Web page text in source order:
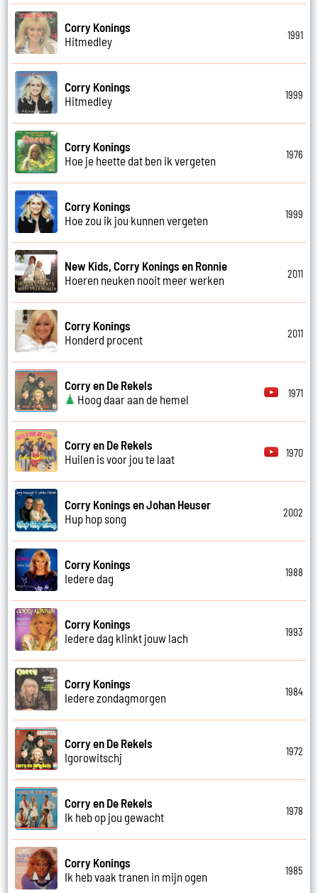
Corry Konings
Hitmedley
1991
Corry Konings
Hitmedley
1999
Corry Konings
Hoe je heette dat ben ik vergeten
1976
Corry Konings
Hoe zou ik jou kunnen vergeten
1999
New Kids, Corry Konings en Ronnie
Hoeren neuken nooit meer werken
2011
Corry Konings
Honderd procent
2011
Corry en De Rekels
Hoog daar aan de hemel
1971
Corry en De Rekels
Huilen is voor jou te laat
1970
Corry Konings en Johan Heuser
Hup hop song
2002
Corry Konings
Iedere dag
1988
Corry Konings
Iedere dag klinkt jouw lach
1993
Corry Konings
Iedere zondagmorgen
1984
Corry en De Rekels
Igorowitschj
1972
Corry en De Rekels
Ik heb op jou gewacht
1978
Corry Konings
Ik heb vaak tranen in mijn ogen
1985